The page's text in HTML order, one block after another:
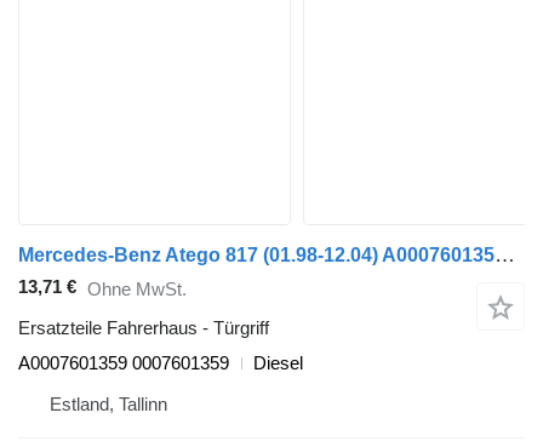
Mercedes-Benz Atego 817 (01.98-12.04) A0007601359 Türgriff für Mercedes-Benz Atego, Atego 2, Atego 3 (1996-) Sattelzugmaschine
13,71 € Ohne MwSt.
Ersatzteile Fahrerhaus - Türgriff
A0007601359 0007601359
Diesel
Estland, Tallinn